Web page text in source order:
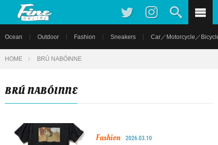
Ocean Outdoor Fashion Sneakers Car／Motorcycle／
HOME BRÚ NABÓINNE
BRÚ NABÓINNE
Fashion 2026.03.10